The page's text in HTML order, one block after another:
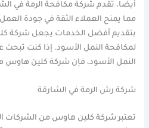
أيضا، تقدم شركة مكافحة الرمة في
مما يمنح العملاء الثقة في جودة العمل
بتقديم أفضل الخدمات يجعل شركة
لمكافحة النمل الأسود. إذا كنت تبحث
النمل الأسود، فإن شركة كلين هاوس
شركة رش الرمة في الشارقة
تعتبر شركة كلين هاوس من الشركات